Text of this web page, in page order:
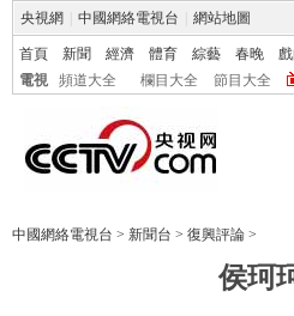
央視網 中國網絡電視台 網站地圖
首頁 新聞 經濟 體育 綜藝 春晚
電視
頻道大全 欄目大全 節目大全
中國網絡電視台 > 新聞台 > 復興評論 >
侯珂